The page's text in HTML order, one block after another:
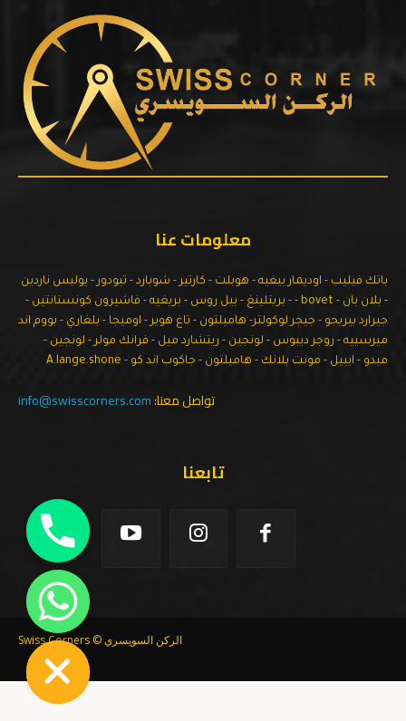
معلومات عنا
باتك فيليب - اوديمار بيغيه - هوبلت - كارتير - شوبارد - تيودور - يوليس ناردين
- بلان بان - bovet - - بريتلينغ - بيل روس - بريغيه - فاشيرون كونستانتين -
جيرارد بيريجو - جيجر لوكولتر- هاميلتون - تاغ هوير - اوميجا - بلغاري - بووم اند
ميرسييه - روجر ديبوس - لونجين - ريتشارد ميل - فرانك مولر - لونجين -
ميدو - ايبيل - مونت بلانك - هاميلتون - جاكوب اند كو - A.lange.shone
تواصل معنا:info@swisscorners.com
تابعنا
الركن السويسري © Swiss Corners Hide
chaty